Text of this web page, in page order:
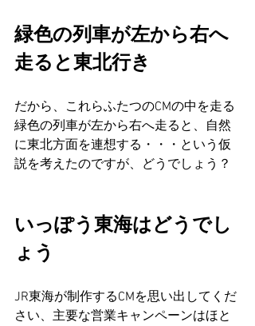
緑色の列車が左から右へ
走ると東北行き
だから、これらふたつのCMの中を走る
緑色の列車が左から右へ走ると、自然
に東北方面を連想する・・・という仮
説を考えたのですが、どうでしょう？
いっぽう東海はどうでし
ょう
JR東海が制作するCMを思い出してくだ
さい、主要な営業キャンペーンはほと